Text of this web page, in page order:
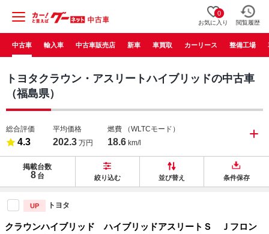
0
お気に入り 閲覧履歴
中古車 輸入車 中古車販売店 新車 車買取 カーリース 整備工場
トヨタクラウン・アスリートハイブリッドの中古車
（福島県）
総合評価
4.3
平均価格
202.3 万円
燃費 （WLTCモード）
18.6 km/l
掲載台数
8 台 絞り込む 並び替え 条件保存
UP トヨタ
クラウンハイブリッド ハイブリッドアスリートＳ Ｊフロン